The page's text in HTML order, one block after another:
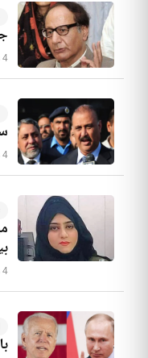
4 years پہلے
4 years پہلے
4 years پہلے